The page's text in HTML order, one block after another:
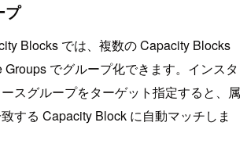
プ
Blocks では、複数の Capacity Blocks
Groups でグループ化できます。インスタ
スグループをターゲット指定すると、属
する Capacity Block に自動マッチしま